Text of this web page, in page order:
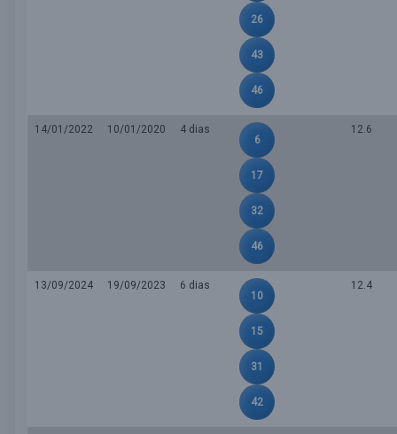
26
43
46
14/01/2022 10/01/2020
4 dias
6
17
32
46
12.6
13/09/2024 19/09/2023
6 dias
10
15
31
42
12.4